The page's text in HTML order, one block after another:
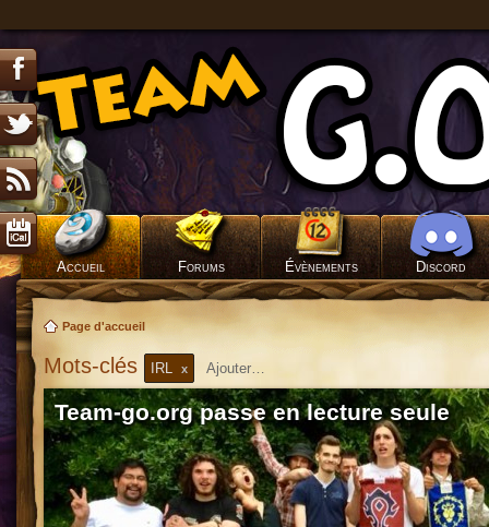
Accueil Forums Évènements Discord
Page d'accueil
Mots-clés IRL x
Team-go.org passe en lecture seule